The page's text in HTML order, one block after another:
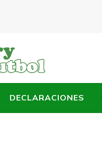
DECLARACIONES